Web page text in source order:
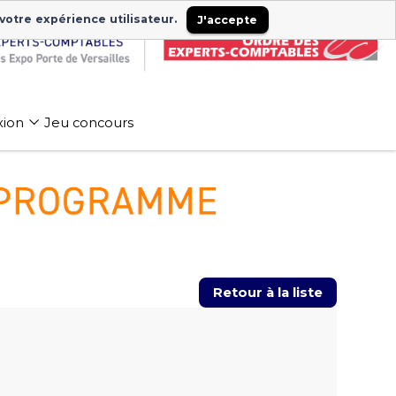
Jeu concours
Retour à la liste
expérience utilisateur. J'accepte